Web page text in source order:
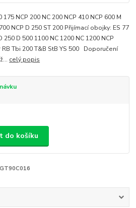
NCP 200 NC 200 NCP 410 NCP 600 M
NCP D 250 ST 200 Přijímací obojky: ES 77
250 D 500 1100 NC 1200 NC 1200 NCP
RB Tbi 200 T&B StB YS 500 Doporučení
celý popis
do košíku